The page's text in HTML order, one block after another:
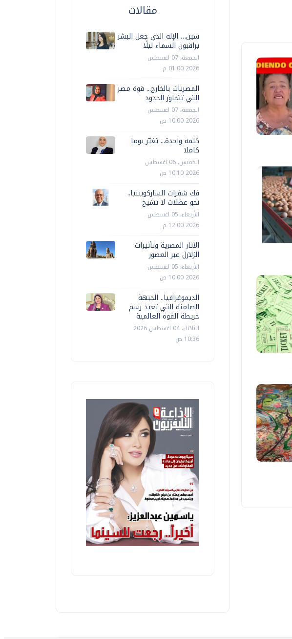
مقالات
سين… الإله الذي جعل البشر
يراقبون السماء ليلًا
الجمعة، 07 اغسطس
2026 01:00 م
المصريات بالخارج... قوة مصر
التي تتجاوز الحدود
الجمعة، 07 اغسطس
2026 10:00 ص
كلمة واحدة... تغيّر يوما
كاملا
الخميس، 06 اغسطس
2026 10:10 ص
فك شفرات الساركوبينيا..
نحو عضلات لا تشيخ
الأربعاء، 05 اغسطس
2026 12:00 م
الآثار المصرية وتأثيرات
الزلازل عبر العصور
الأربعاء، 05 اغسطس
2026 10:00 ص
الديموغرافيا.. الجبهة
الصامتة التي تعيد رسم
خريطة القوة العالمية
الثلاثاء، 04 اغسطس 2026
10:36 ص